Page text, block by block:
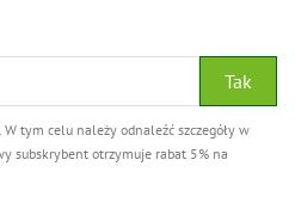
tym celu należy odnaleźć szczegóły w
subskrybent otrzymuje rabat 5% na